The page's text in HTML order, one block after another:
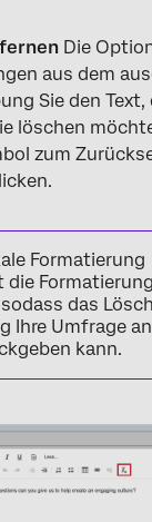
Die
aus dem
Sie den Text,
löschen
zum
Formatierung
die
das
Ihre Umfrage
kann.